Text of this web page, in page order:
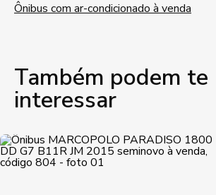
Ônibus com ar-condicionado à venda
Também podem te
interessar